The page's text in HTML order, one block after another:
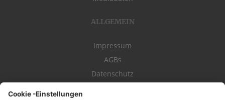
ALLGEMEIN
Impressum
AGBs
Datenschutz